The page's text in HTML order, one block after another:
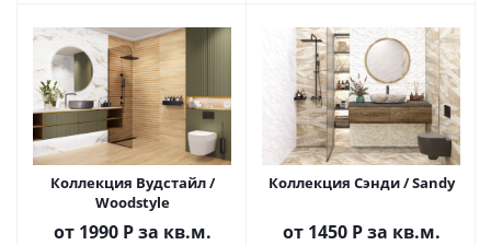
Коллекция Вудстайл /
Woodstyle
от 1990 Р за кв.м.
Коллекция Сэнди / Sandy
от 1450 Р за кв.м.